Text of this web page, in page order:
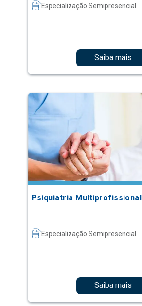
Especialização Semipresencial
Saiba mais
Psiquiatria Multiprofissional
Especialização Semipresencial
Saiba mais